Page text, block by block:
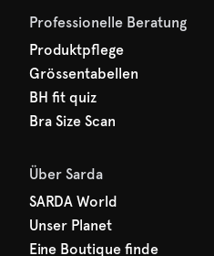
Professionelle Beratung
Produktpflege
Grössentabellen
BH fit quiz
Bra Size Scan
Über Sarda
SARDA World
Unser Planet
Eine Boutique finde